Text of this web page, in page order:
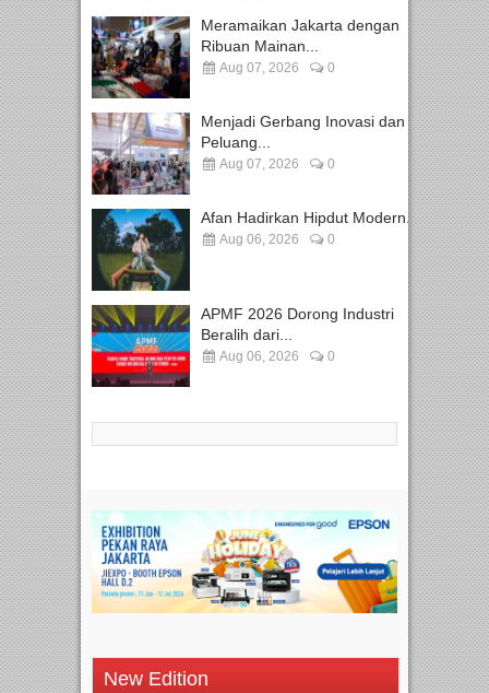
Meramaikan Jakarta dengan
Ribuan Mainan...
Aug 07, 2026 0
Menjadi Gerbang Inovasi dan
Peluang...
Aug 07, 2026 0
Afan Hadirkan Hipdut Modern...
Aug 06, 2026 0
APMF 2026 Dorong Industri
Beralih dari...
Aug 06, 2026 0
New Edition